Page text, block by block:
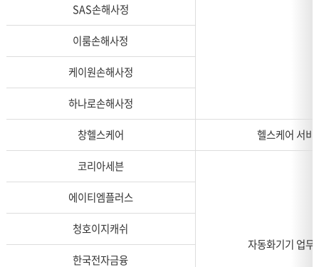
SAS손해사정
이룸손해사정
케이원손해사정
하나로손해사정
창헬스케어
헬스케어 서비
코리아세븐
자동화기기 업무
에이티엠플러스
청호이지캐쉬
한국전자금융